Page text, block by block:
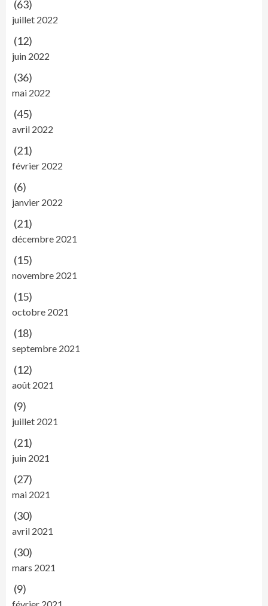
(63)
juillet 2022
(12)
juin 2022
(36)
mai 2022
(45)
avril 2022
(21)
février 2022
(6)
janvier 2022
(21)
décembre 2021
(15)
novembre 2021
(15)
octobre 2021
(18)
septembre 2021
(12)
août 2021
(9)
juillet 2021
(21)
juin 2021
(27)
mai 2021
(30)
avril 2021
(30)
mars 2021
(9)